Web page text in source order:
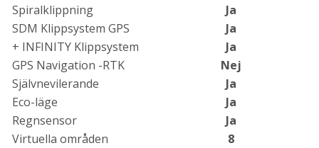
Spiralklippning
Ja
SDM Klippsystem GPS
Ja
+ INFINITY Klippsystem
Ja
GPS Navigation -RTK
Nej
Självnevilerande
Ja
Eco-läge
Ja
Regnsensor
Ja
Virtuella områden
8